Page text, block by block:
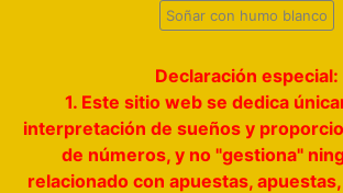
Soñar con humo blanco
Declaración especial:
1. Este sitio web se dedica
interpretación de sueños y
de números, y no "gestiona"
relacionado con apuestas,